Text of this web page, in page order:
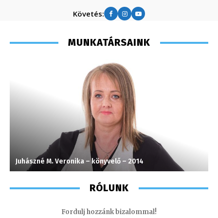
Követés:
MUNKATÁRSAINK
Juhászné M. Veronika – könyvelő – 2014
RÓLUNK
Fordulj hozzánk bizalommal!